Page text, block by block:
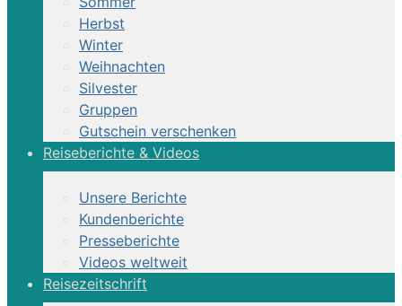
Herbst
Winter
Weihnachten
Silvester
Gruppen
Gutschein verschenken
Reiseberichte & Videos
Unsere Berichte
Kundenberichte
Presseberichte
Videos weltweit
Reisezeitschrift